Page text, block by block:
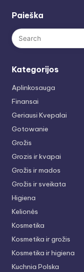
Paieška
Kategorijos
Aplinkosauga
Finansai
Geriausi Kvepalai
Gotowanie
Grožis
Grozis ir kvapai
Grožis ir mados
Grožis ir sveikata
Higiena
Kelionės
Kosmetika
Kosmetika ir grožis
Kosmetika ir higiena
Kuchnia Polska